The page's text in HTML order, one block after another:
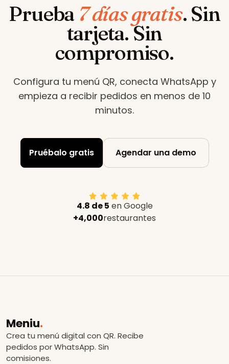
Prueba 7 días gratis. Sin
tarjeta. Sin
compromiso.
Configura tu menú QR, conecta WhatsApp y
empieza a recibir pedidos en menos de 10
minutos.
Pruébalo gratis Agendar una demo
4.8 de 5 en Google
+4,000restaurantes
Meniu.
Crea tu menú digital con QR. Recibe
pedidos por WhatsApp. Sin
comisiones.